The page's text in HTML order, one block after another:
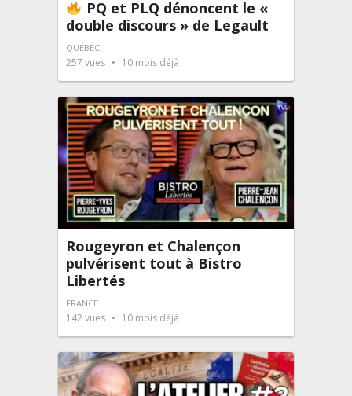
PQ et PLQ dénoncent le «
double discours » de Legault
QUÉBEC
257 vues 10 mois déjà
Rougeyron et Chalençon
pulvérisent tout à Bistro
Libertés
FRANCE
142vues 10 mois déjà